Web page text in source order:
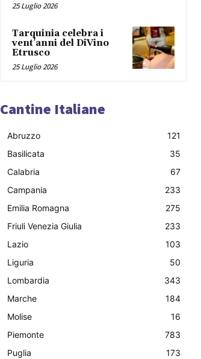
25 Luglio 2026
Tarquinia celebra i
vent’anni del DiVino
Etrusco
25 Luglio 2026
Cantine Italiane
Abruzzo
121
Basilicata
35
Calabria
67
Campania
233
Emilia Romagna
275
Friuli Venezia Giulia
233
Lazio
103
Liguria
50
Lombardia
343
Marche
184
Molise
16
Piemonte
783
Puglia
173